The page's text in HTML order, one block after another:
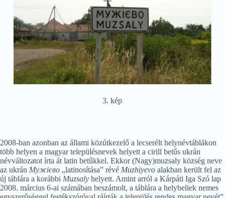
3. kép
2008-ban azonban az állami közútkezelő a lecserélt helynévtáblákon
több helyen a magyar településnevek helyett a cirill betűs ukrán
névváltozatot írta át latin betűkkel. Ekkor (Nagy)muzsaly község neve
az ukrán Мужієво „latinosítása” révé Muzhiyevo alakban került fel az
új táblára a korábbi Muzsaly helyett. Amint arról a Kárpáti Iga Szó lap
2008. március 6-ai számában beszámolt, a táblára a helybeliek nemes